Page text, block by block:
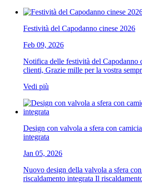
Festività del Capodanno cinese 2026
Feb 09, 2026
Notifica delle festività del Capodanno
clienti, Grazie mille per la vostra
Vedi più
Design con valvola a sfera con
integrata
Jan 05, 2026
Nuovo design della valvola a sfera
riscaldamento integrata Il